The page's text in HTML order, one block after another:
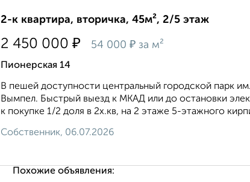
2-к квартира, вторичка, 45м², 2/5 этаж
2 450 000 ₽ 54 000 ₽ за м²
Пионерская 14
В пешей доступности центральный городской парк
Вымпел. Быстрый выезд к МКАД или до остановки
к покупке 1/2 доля в 2х.кв, на 2 этаже 5-этажного
Собственник, 06.07.2026
Похожие объявления: